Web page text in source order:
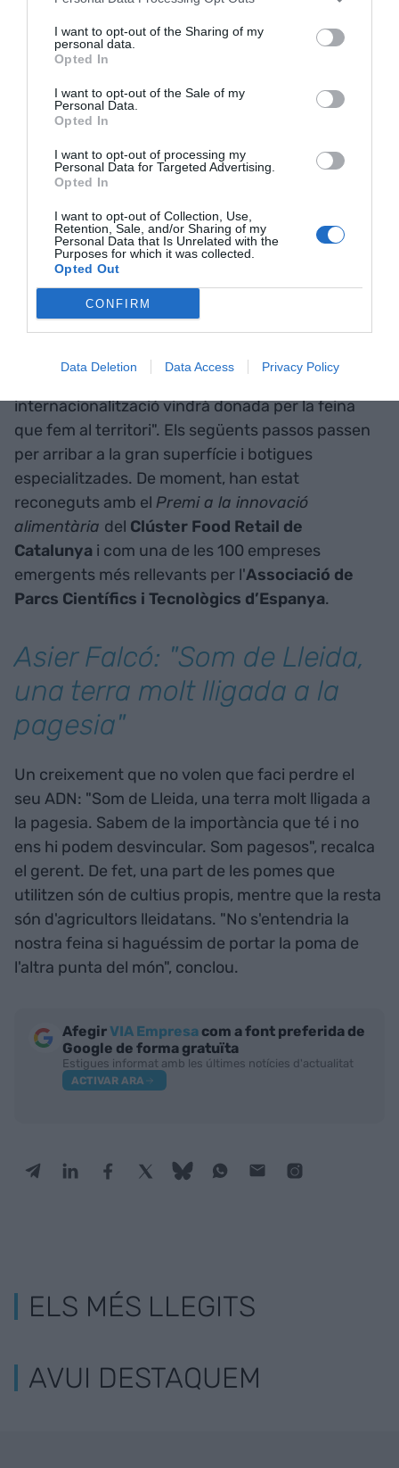
I want to opt-out of the Sharing of my
personal data.
Opted In
I want to opt-out of the Sale of my
Personal Data.
Opted In
I want to opt-out of processing my
Personal Data for Targeted Advertising.
Opted In
I want to opt-out of Collection, Use,
Retention, Sale, and/or Sharing of my
Personal Data that Is Unrelated with the
Purposes for which it was collected.
Opted Out
CONFIRM
Data Deletion Data Access Privacy Policy
"Volem portar la poma de Lleida a nous sectors.
Estem sempre pensant noves formes d’innovar i
veiem oportunitats molt grans en begudes
funcionals amb producte de proximitat i ecològic",
creixement entre els consumidors catalans, tot i
que a Europa es va per davant.
De Lleida al món
Actualment, la venda de Good Bio Foods se centra
en el canal digital, tot i que ja han tingut presència
en fires internacionals i ja tenen tancat un acord
per desembarcar a Alemanya. Tot i això, l'Asier
internacionalització vindrà donada per la feina
que fem al territori". Els següents passos passen
per arribar a la gran superfície i botigues
especialitzades. De moment, han estat
reconeguts amb el Premi a la innovació
alimentària del Clúster Food Retail de
Catalunya i com una de les 100 empreses
emergents més rellevants per l'Associació de
Parcs Científics i Tecnològics d’Espanya.
Asier Falcó: "Som de Lleida,
una terra molt lligada a la
pagesia"
Un creixement que no volen que faci perdre el
seu ADN: "Som de Lleida, una terra molt lligada a
la pagesia. Sabem de la importància que té i no
ens hi podem desvincular. Som pagesos", recalca
el gerent. De fet, una part de les pomes que
utilitzen són de cultius propis, mentre que la resta
són d'agricultors lleidatans. "No s'entendria la
nostra feina si haguéssim de portar la poma de
l'altra punta del món", conclou.
AfegirVIA Empresa com a font preferida de
Google de forma gratuïta
Estigues informat amb les últimes notícies d'actualitat
ACTIVAR ARA
ELS MÉS LLEGITS
AVUI DESTAQUEM